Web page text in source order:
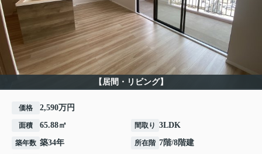
【居間・リビング】
価格 2,590万円
面積 65.88㎡ 間取り 3LDK
築年数 築34年 所在階 7階/8階建